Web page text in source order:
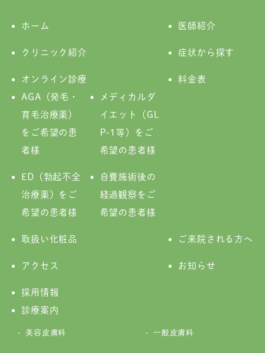
ホーム 医師紹介
クリニック紹介 症状から探す
オンライン診療
AGA（発毛・
育毛治療薬）
をご希望の患
者様
メディカルダ
イエット（GL
P-1等）をご
希望の患者様
ED（勃起不全
治療薬）をご
希望の患者様
自費施術後の
経過観察をご
希望の患者様
料金表
取扱い化粧品 ご来院される方へ
アクセス お知らせ
採用情報
診療案内
美容皮膚科 一般皮膚科